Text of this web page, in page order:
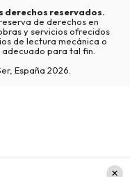
derechos reservados.
reserva de derechos en
y servicios ofrecidos
de lectura mecánica o
para tal fin.
España 2026.